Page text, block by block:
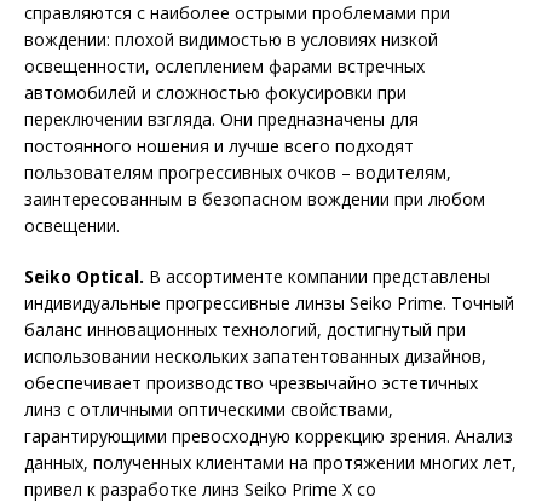
справляются с наиболее острыми проблемами при
вождении: плохой видимостью в условиях низкой
освещенности, ослеплением фарами встречных
автомобилей и сложностью фокусировки при
переключении взгляда. Они предназначены для
постоянного ношения и лучше всего подходят
пользователям прогрессивных очков – водителям,
заинтересованным в безопасном вождении при любом
освещении.
Seiko Optical. В ассортименте компании представлены
индивидуальные прогрессивные линзы Seiko Prime. Точный
баланс инновационных технологий, достигнутый при
использовании нескольких запатентованных дизайнов,
обеспечивает производство чрезвычайно эстетичных
линз с отличными оптическими свойствами,
гарантирующими превосходную коррекцию зрения. Анализ
данных, полученных клиентами на протяжении многих лет,
привел к разработке линз Seiko Prime X со